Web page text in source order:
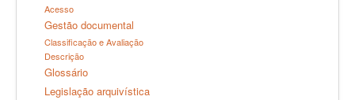
Acesso
Gestão documental
Classificação e Avaliação
Descrição
Glossário
Legislação arquivística